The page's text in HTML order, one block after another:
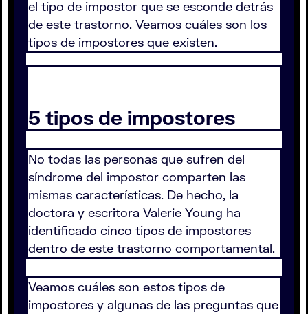
el tipo de impostor que se esconde detrás
de este trastorno. Veamos cuáles son los
tipos de impostores que existen.
5 tipos de impostores
No todas las personas que sufren del
síndrome del impostor comparten las
mismas características. De hecho, la
doctora y escritora Valerie Young ha
identificado cinco tipos de impostores
dentro de este trastorno comportamental.
Veamos cuáles son estos tipos de
impostores y algunas de las preguntas que